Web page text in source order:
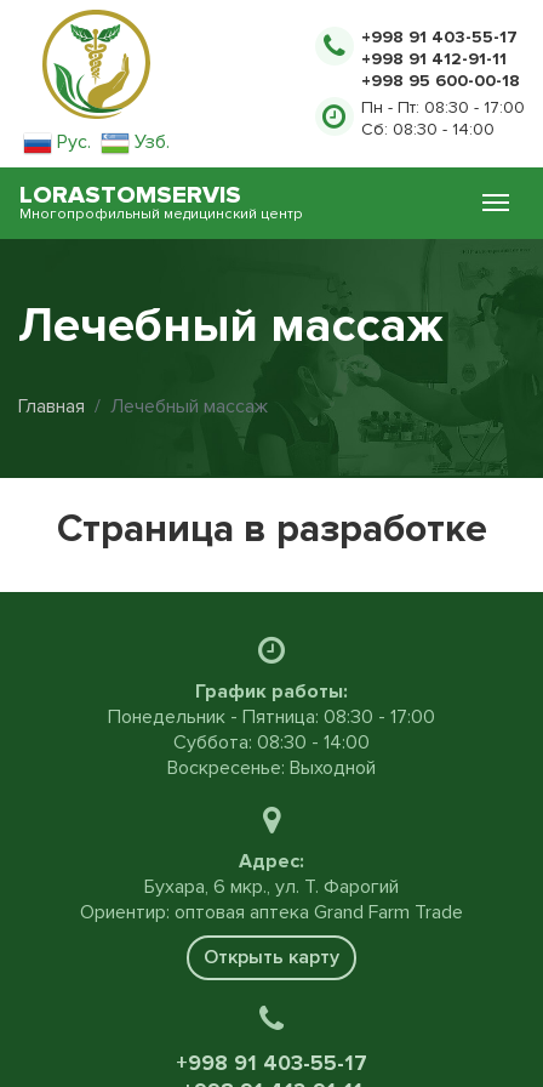
Рус. Узб.
+998 91 403-55-17
+998 91 412-91-11
+998 95 600-00-18
Пн - Пт: 08:30 - 17:00
Сб: 08:30 - 14:00
LORASTOMSERVIS
Многопрофильный медицинский центр
Лечебный массаж
Главная Лечебный массаж
Страница в разработке
График работы:
Понедельник - Пятница: 08:30 - 17:00
Суббота: 08:30 - 14:00
Воскресенье: Выходной
Адрес:
Бухара, 6 мкр., ул. Т. Фарогий
Ориентир: оптовая аптека Grand Farm Trade
Открыть карту
+998 91 403-55-17